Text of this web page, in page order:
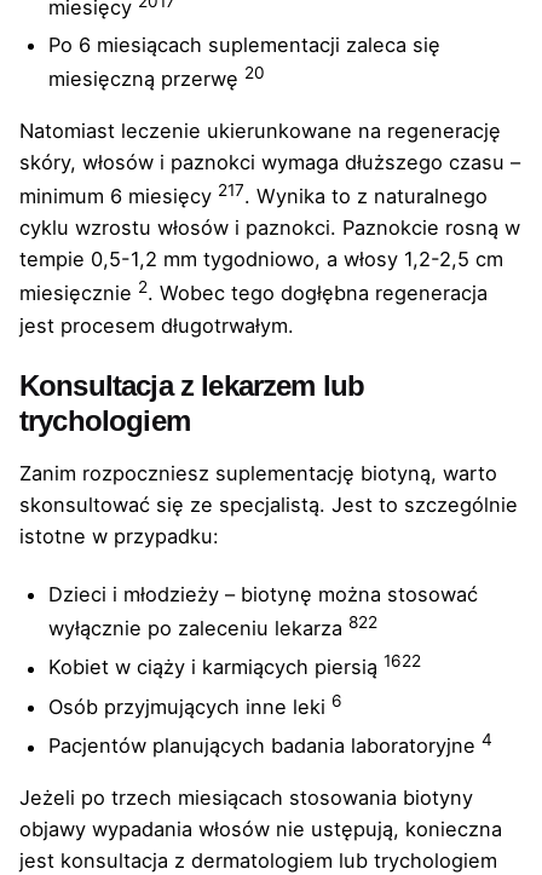
miesięcy
Po 6 miesiącach suplementacji zaleca się
miesięczną przerwę 20
Natomiast leczenie ukierunkowane na regenerację
skóry, włosów i paznokci wymaga dłuższego czasu –
minimum 6 miesięcy 217. Wynika to z naturalnego
cyklu wzrostu włosów i paznokci. Paznokcie rosną w
tempie 0,5-1,2 mm tygodniowo, a włosy 1,2-2,5 cm
miesięcznie 2. Wobec tego dogłębna regeneracja
jest procesem długotrwałym.
Konsultacja z lekarzem lub
trychologiem
Zanim rozpoczniesz suplementację biotyną, warto
skonsultować się ze specjalistą. Jest to szczególnie
istotne w przypadku:
Dzieci i młodzieży – biotynę można stosować
wyłącznie po zaleceniu lekarza 822
Kobiet w ciąży i karmiących piersią 1622
Osób przyjmujących inne leki 6
Pacjentów planujących badania laboratoryjne 4
Jeżeli po trzech miesiącach stosowania biotyny
objawy wypadania włosów nie ustępują, konieczna
jest konsultacja z dermatologiem lub trychologiem